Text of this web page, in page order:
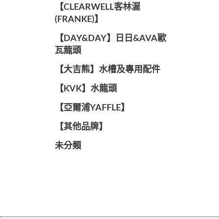
️【CLEARWELL客林渥
(FRANKE)】️
️【DAY&DAY】️日日&AVA歐
瓦龍頭
【大吉熊】水槽及專用配件
️【KVK】水龍頭️
【亞爾浦YAFFLE】
️【其他品牌】️
未分類